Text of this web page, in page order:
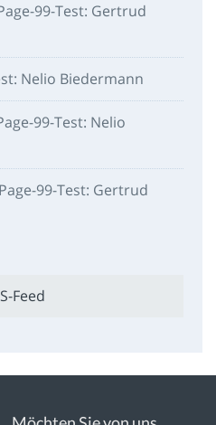
99-Test: Gertrud
Nelio Biedermann
99-Test: Nelio
Page-99-Test: Gertrud
Feed